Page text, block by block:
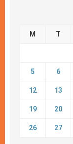
M T
5 6
12 13
19 20
26 27